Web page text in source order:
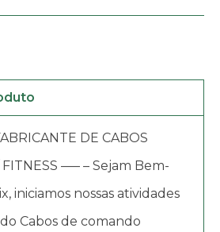
DE CABOS
—– – Sejam Bem-
iniciamos nossas atividades
Cabos de comando